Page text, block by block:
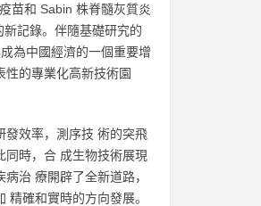
苗和 Sabin 株脊髓灰質炎
記錄。伴隨基礎研究的
為中國經濟的一個重要增
性的專業化高新技術園
發效率，測序技 術的突飛
同時，合 成生物技術展現
治 療開辟了全新道路，
確和實時的方向發展。